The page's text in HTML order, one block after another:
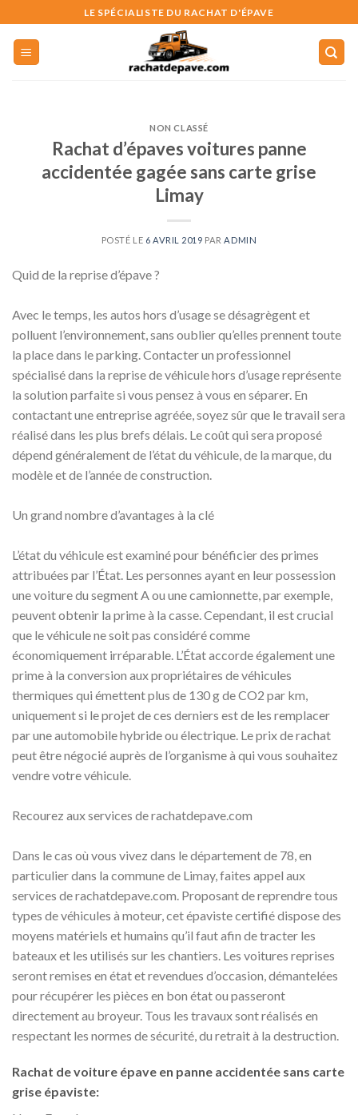
to
content
LE SPÉCIALISTE DU RACHAT D'ÉPAVE
NON CLASSÉ
Rachat d’épaves voitures panne
accidentée gagée sans carte grise
Limay
POSTÉ LE 6 AVRIL 2019 PAR ADMIN
Quid de la reprise d’épave ?
Avec le temps, les autos hors d’usage se désagrègent et
polluent l’environnement, sans oublier qu’elles prennent toute
la place dans le parking. Contacter un professionnel
spécialisé dans la reprise de véhicule hors d’usage représente
la solution parfaite si vous pensez à vous en séparer. En
contactant une entreprise agréée, soyez sûr que le travail sera
réalisé dans les plus brefs délais. Le coût qui sera proposé
dépend généralement de l’état du véhicule, de la marque, du
modèle et de l’année de construction.
Un grand nombre d’avantages à la clé
L’état du véhicule est examiné pour bénéficier des primes
attribuées par l’État. Les personnes ayant en leur possession
une voiture du segment A ou une camionnette, par exemple,
peuvent obtenir la prime à la casse. Cependant, il est crucial
que le véhicule ne soit pas considéré comme
économiquement irréparable. L’État accorde également une
prime à la conversion aux propriétaires de véhicules
thermiques qui émettent plus de 130 g de CO2 par km,
uniquement si le projet de ces derniers est de les remplacer
par une automobile hybride ou électrique. Le prix de rachat
peut être négocié auprès de l’organisme à qui vous souhaitez
vendre votre véhicule.
Recourez aux services de rachatdepave.com
Dans le cas où vous vivez dans le département de 78, en
particulier dans la commune de Limay, faites appel aux
services de rachatdepave.com. Proposant de reprendre tous
types de véhicules à moteur, cet épaviste certifié dispose des
moyens matériels et humains qu’il faut afin de tracter les
bateaux et les utilisés sur les chantiers. Les voitures reprises
seront remises en état et revendues d’occasion, démantelées
pour récupérer les pièces en bon état ou passeront
directement au broyeur. Tous les travaux sont réalisés en
respectant les normes de sécurité, du retrait à la destruction.
Rachat de voiture épave en panne accidentée sans carte
grise épaviste: